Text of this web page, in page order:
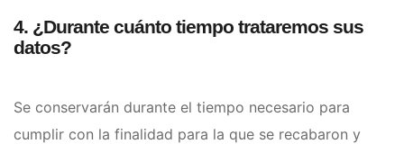
4. ¿Durante cuánto tiempo trataremos sus
datos?
Se conservarán durante el tiempo necesario para
cumplir con la finalidad para la que se recabaron y